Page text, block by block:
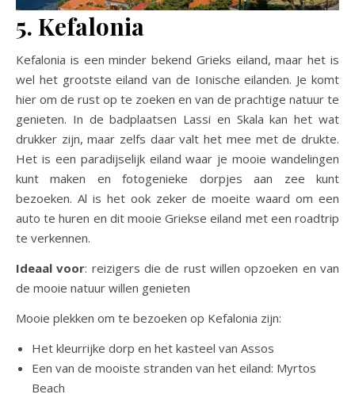
5. Kefalonia
Kefalonia is een minder bekend Grieks eiland, maar het is
wel het grootste eiland van de Ionische eilanden. Je komt
hier om de rust op te zoeken en van de prachtige natuur te
genieten. In de badplaatsen Lassi en Skala kan het wat
drukker zijn, maar zelfs daar valt het mee met de drukte.
Het is een paradijselijk eiland waar je mooie wandelingen
kunt maken en fotogenieke dorpjes aan zee kunt
bezoeken. Al is het ook zeker de moeite waard om een
auto te huren en dit mooie Griekse eiland met een roadtrip
te verkennen.
Ideaal voor: reizigers die de rust willen opzoeken en van
de mooie natuur willen genieten
Mooie plekken om te bezoeken op Kefalonia zijn:
Het kleurrijke dorp en het kasteel van Assos
Een van de mooiste stranden van het eiland: Myrtos
Beach